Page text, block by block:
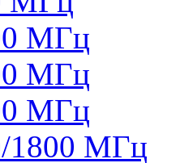
МГц
МГц
МГц
1800 МГц